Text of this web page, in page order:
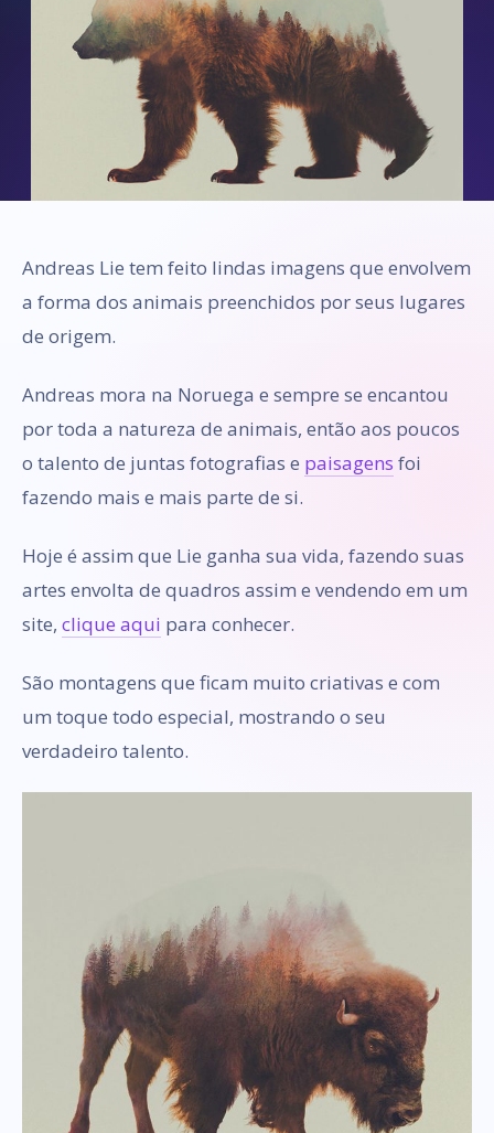
Andreas Lie tem feito lindas imagens que envolvem
a forma dos animais preenchidos por seus lugares
de origem.
Andreas mora na Noruega e sempre se encantou
por toda a natureza de animais, então aos poucos
o talento de juntas fotografias e paisagens foi
fazendo mais e mais parte de si.
Hoje é assim que Lie ganha sua vida, fazendo suas
artes envolta de quadros assim e vendendo em um
site, clique aqui para conhecer.
São montagens que ficam muito criativas e com
um toque todo especial, mostrando o seu
verdadeiro talento.